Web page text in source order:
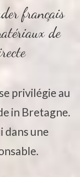
français
de
privilégie au
in Bretagne.
dans une